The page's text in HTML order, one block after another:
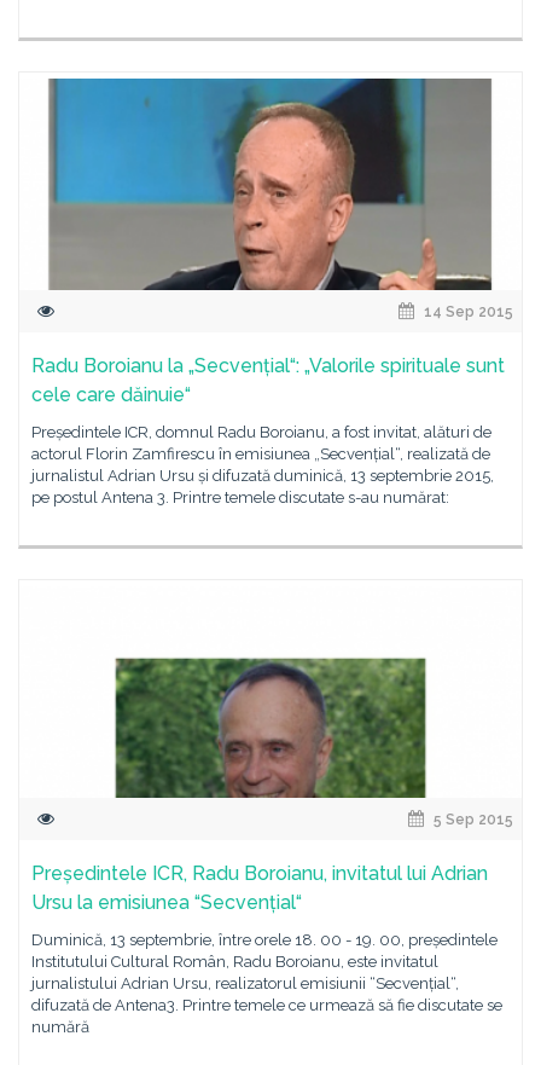
14 Sep 2015
Radu Boroianu la „Secvențial“: „Valorile spirituale sunt
cele care dăinuie“
Președintele ICR, domnul Radu Boroianu, a fost invitat, alături de
actorul Florin Zamfirescu în emisiunea „Secvențial“, realizată de
jurnalistul Adrian Ursu și difuzată duminică, 13 septembrie 2015,
pe postul Antena 3. Printre temele discutate s-au numărat:
5 Sep 2015
Președintele ICR, Radu Boroianu, invitatul lui Adrian
Ursu la emisiunea “Secvențial“
Duminică, 13 septembrie, între orele 18. 00 - 19. 00, președintele
Institutului Cultural Român, Radu Boroianu, este invitatul
jurnalistului Adrian Ursu, realizatorul emisiunii “Secvențial“,
difuzată de Antena3. Printre temele ce urmează să fie discutate se
numără